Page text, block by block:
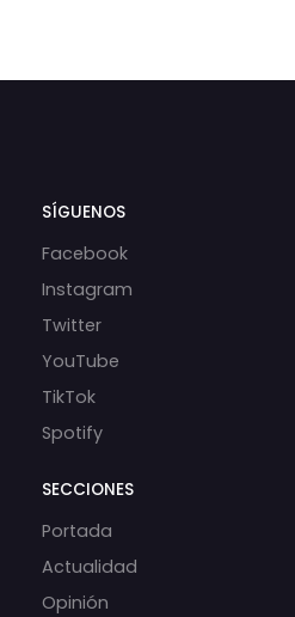
SÍGUENOS
Facebook
Instagram
Twitter
YouTube
TikTok
Spotify
SECCIONES
Portada
Actualidad
Opinión